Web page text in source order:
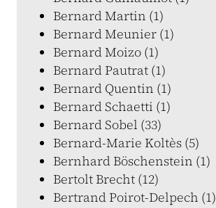
Bernard Martin (1)
Bernard Meunier (1)
Bernard Moizo (1)
Bernard Pautrat (1)
Bernard Quentin (1)
Bernard Schaetti (1)
Bernard Sobel (33)
Bernard-Marie Koltès (5)
Bernhard Böschenstein (1)
Bertolt Brecht (12)
Bertrand Poirot-Delpech (1)